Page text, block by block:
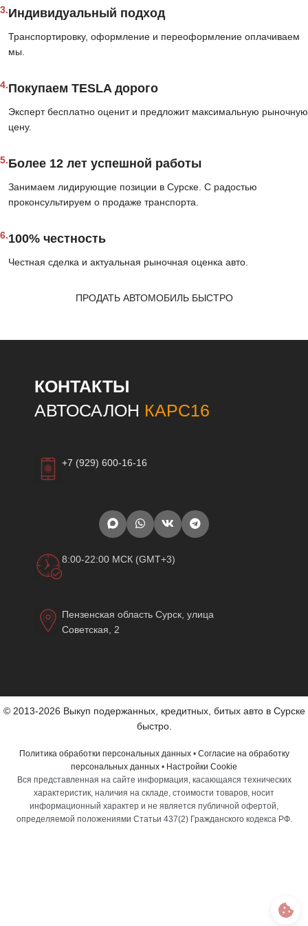
3.Индивидуальный подход
Транспортировку, оформление и переоформление оплачиваем
мы.
4.Покупаем TESLA дорого
Эксперт бесплатно оценит и предложит максимальную рыночную
цену.
5.Более 12 лет успешной работы
Занимаем лидирующие позиции в Сурске. С радостью
проконсультируем о продаже транспорта.
6.100% честность
Честная сделка и актуальная рыночная оценка авто.
ПРОДАТЬ АВТОМОБИЛЬ БЫСТРО
КОНТАКТЫ
АВТОСАЛОН КАРС16
+7 (929) 600-16-16
8:00-22:00 МСК (GMT+3)
Пензенская область Сурск, улица
Советская, 2
© 2013-2026 Выкуп подержанных, кредитных, битых авто в Сурске
быстро.
Политика обработки персональных данных• Согласие на обработку
персональных данных • Настройки Cookie
Вся представленная на сайте информация, касающаяся технических
характеристик, наличия на складе, стоимости товаров, носит
информационный характер и не является публичной офертой,
определяемой положениями Статьи 437(2) Гражданского кодекса РФ.